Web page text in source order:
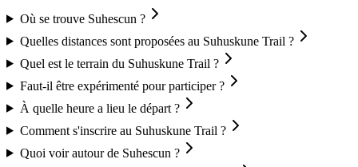
Où se trouve Suhescun ?
Quelles distances sont proposées au Suhuskune Trail ?
Quel est le terrain du Suhuskune Trail ?
Faut-il être expérimenté pour participer ?
À quelle heure a lieu le départ ?
Comment s'inscrire au Suhuskune Trail ?
Quoi voir autour de Suhescun ?